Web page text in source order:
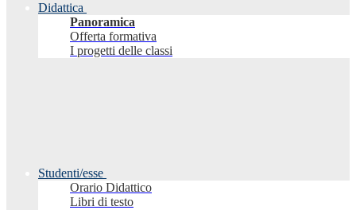
Didattica
Panoramica
Offerta formativa
I progetti delle classi
Studenti/esse
Orario Didattico
Libri di testo